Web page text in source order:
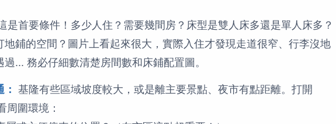
是首要條件！多少人住？需要幾間房？床型是雙人床多還是單人床多？
地鋪的空間？圖片上看起來很大，實際入住才發現走道很窄、行李沒地
... 務必仔細數清楚房間數和床鋪配置圖。
基隆有些區域坡度較大，或是離主要景點、夜市有點距離。打開
周圍環境：